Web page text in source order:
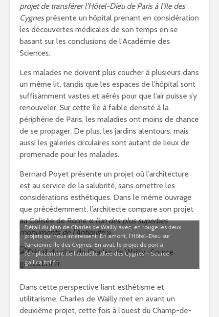
projet de transférer l’Hôtel-Dieu de Paris à l’Ile des
Cygnesprésente un hôpital prenant en considération
les découvertes médicales de son temps en se
basant sur les conclusions de l’Académie des
Sciences.
Les malades ne doivent plus coucher à plusieurs dans
un même lit, tandis que les espaces de l’hôpital sont
suffisamment vastes et aérés pour que l’air puisse s’y
renouveler. Sur cette île à faible densité à la
périphérie de Paris, les maladies ont moins de chance
de se propager. De plus, les jardins alentours, mais
aussi les galeries circulaires sont autant de lieux de
promenade pour les malades.
Bernard Poyet présente un projet où l’architecture
est au service de la salubrité, sans omettre les
considérations esthétiques. Dans le même ouvrage
que précédemment, l’architecte compare son projet
au Colisée de Rome «l’un des plus superbes
monuments de l’Antiquité».
Détail du plan de Charles de Wailly avec, en rouge les deux
projets qui nous intéressent. En amont, l’Hôtel-Dieu sur
l’ancienne île des Cygnes. En aval, le projet de port à
l’emplacement de l’actuelle allée des Cygnes – Source
gallica.bnf.fr
Dans cette perspective liant esthétisme et
utilitarisme, Charles de Wailly met en avant un
deuxième projet, cette fois à l’ouest du Champ-de-